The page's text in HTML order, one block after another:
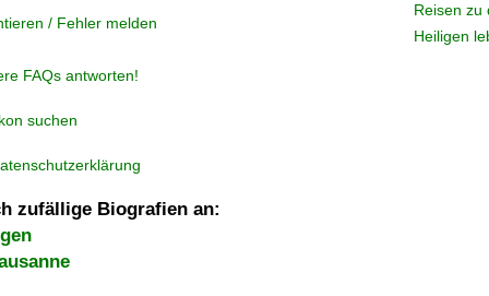
Reisen zu
Heiligen
/ Fehler melden
FAQs antworten!
suchen
zufällige Biografien an: